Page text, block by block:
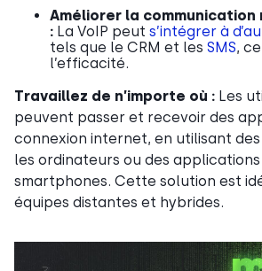
Améliorer la
: La VoIP peut s’intégrer à
tels que le CRM et les SMS,
l’efficacité.
Travaillez de n’importe où : Les
peuvent passer et recevoir des
connexion internet, en utilisant
les ordinateurs ou des
smartphones. Cette solution est
équipes distantes et hybrides.